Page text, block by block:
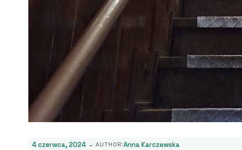
4 czerwca, 2024 - AUTHOR:Anna Karczewska